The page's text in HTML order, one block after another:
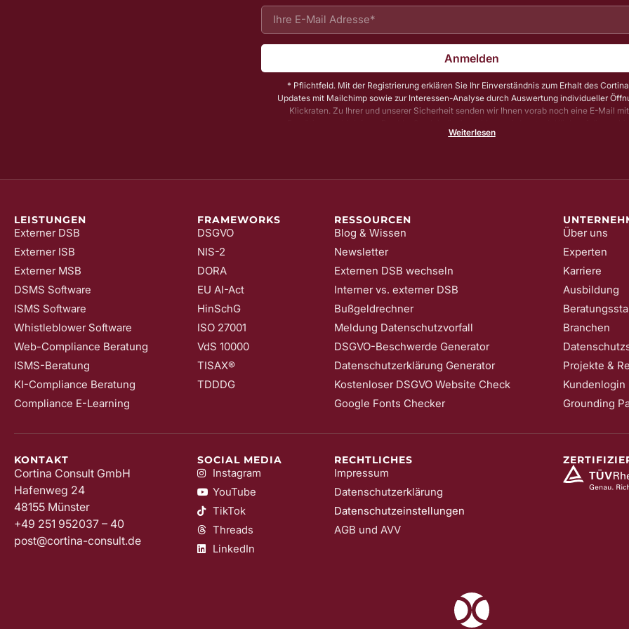
Anmelden
* Pflichtfeld. Mit der Registrierung erklären Sie Ihr Einverständnis zum Erhalt des
Updates mit Mailchimp sowie zur Interessen-Analyse durch Auswertung individueller
Klickraten. Zu Ihrer und unserer Sicherheit senden wir Ihnen vorab noch eine E-Mail
Dadurch stellen wir sicher, dass kein Unbefugter Sie in unser Newsletter-System eintragen
Weiterlesen
LEISTUNGEN
Externer DSB
Externer ISB
Externer MSB
DSMS Software
ISMS Software
Whistleblower Software
Web-Compliance Beratung
ISMS-Beratung
KI-Compliance Beratung
Compliance E-Learning
FRAMEWORKS
DSGVO
NIS-2
DORA
EU AI-Act
HinSchG
ISO 27001
VdS 10000
TISAX®
TDDDG
RESSOURCEN
Blog & Wissen
Newsletter
Externen DSB wechseln
Interner vs. externer DSB
Bußgeldrechner
Meldung Datenschutzvorfall
DSGVO-Beschwerde Generator
Datenschutzerklärung Generator
Kostenloser DSGVO Website Check
Google Fonts Checker
Über uns
Experten
Karriere
Ausbildung
Branchen
Projekte &
Kundenlogin
Grounding
KONTAKT
Cortina Consult GmbH
Hafenweg 24
48155 Münster
+49 251 952037 – 40
post@cortina-consult.de
SOCIAL MEDIA
Instagram
YouTube
TikTok
Threads
LinkedIn
RECHTLICHES
Impressum
Datenschutzerklärung
Datenschutzeinstellungen
AGB und AVV